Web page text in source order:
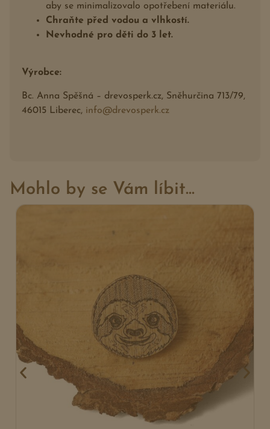
aby se minimalizovalo opotřebení materiálu.
Chraňte před vodou a vlhkostí.
Nevhodné pro děti do 3 let.
Výrobce:
Bc. Anna Spěšná – drevosperk.cz, Sněhurčina 713/79,
46015 Liberec, info@drevosperk.cz
Mohlo by se Vám líbit...